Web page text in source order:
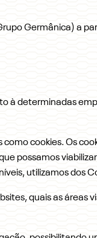
Germânica) a
à determinadas
cookies. Os
possamos
utilizamos dos
quais as áreas